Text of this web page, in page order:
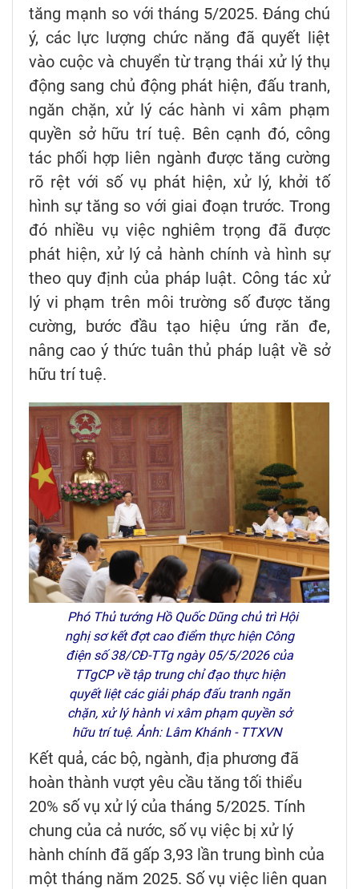
tăng mạnh so với tháng 5/2025. Đáng chú
ý, các lực lượng chức năng đã quyết liệt
vào cuộc và chuyển từ trạng thái xử lý thụ
động sang chủ động phát hiện, đấu tranh,
ngăn chặn, xử lý các hành vi xâm phạm
quyền sở hữu trí tuệ. Bên cạnh đó, công
tác phối hợp liên ngành được tăng cường
rõ rệt với số vụ phát hiện, xử lý, khởi tố
hình sự tăng so với giai đoạn trước. Trong
đó nhiều vụ việc nghiêm trọng đã được
phát hiện, xử lý cả hành chính và hình sự
theo quy định của pháp luật. Công tác xử
lý vi phạm trên môi trường số được tăng
cường, bước đầu tạo hiệu ứng răn đe,
nâng cao ý thức tuân thủ pháp luật về sở
hữu trí tuệ.
Phó Thủ tướng Hồ Quốc Dũng chủ trì Hội
nghị sơ kết đợt cao điểm thực hiện Công
điện số 38/CĐ-TTg ngày 05/5/2026 của
TTgCP về tập trung chỉ đạo thực hiện
quyết liệt các giải pháp đấu tranh ngăn
chặn, xử lý hành vi xâm phạm quyền sở
hữu trí tuệ. Ảnh: Lâm Khánh - TTXVN
Kết quả, các bộ, ngành, địa phương đã
hoàn thành vượt yêu cầu tăng tối thiểu
20% số vụ xử lý của tháng 5/2025. Tính
chung của cả nước, số vụ việc bị xử lý
hành chính đã gấp 3,93 lần trung bình của
một tháng năm 2025. Số vụ việc liên quan